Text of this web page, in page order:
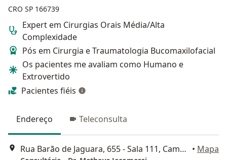
CRO SP 166739
Expert em Cirurgias Orais Média/Alta
Complexidade
Pós em Cirurgia e Traumatologia Bucomaxilofacial
Os pacientes me avaliam como Humano e
Extrovertido
Pacientes fiéis
Endereço Teleconsulta
Rua Barão de Jaguara, 655 - Sala 111, Campinas • Mapa